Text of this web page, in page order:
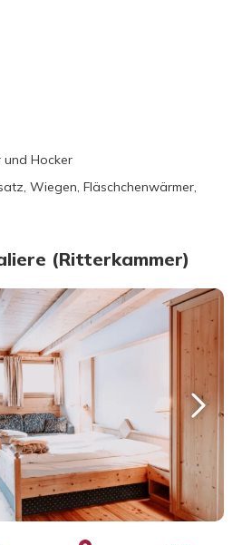
und Hocker
Wiegen, Fläschchenwärmer,
(Ritterkammer)